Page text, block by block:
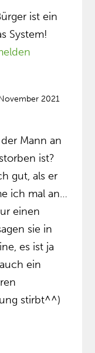
ist ein
System!
2021
Mann an
ist?
gut, als er
ich mal an…
einen
sie in
es ist ja
ein
stirbt^^)